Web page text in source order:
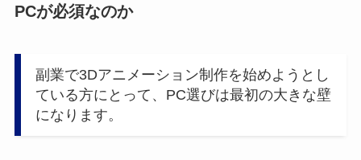
PCが必須なのか
副業で3Dアニメーション制作を始めようとし
ている方にとって、PC選びは最初の大きな壁
になります。